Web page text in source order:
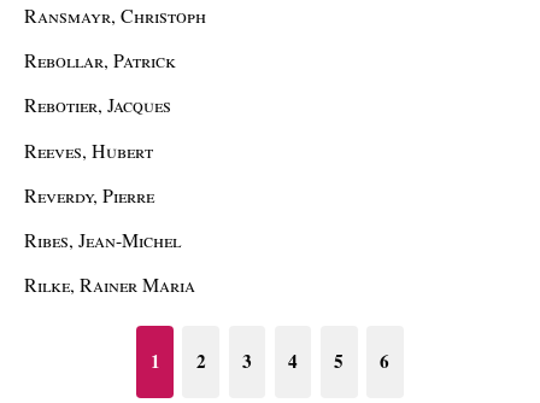
Ransmayr, Christoph
Rebollar, Patrick
Rebotier, Jacques
Reeves, Hubert
Reverdy, Pierre
Ribes, Jean-Michel
Rilke, Rainer Maria
1 2 3 4 5 6